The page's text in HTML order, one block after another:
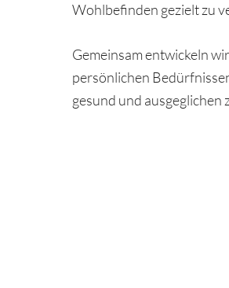
Wohlbefinden gezielt zu
Gemeinsam entwickeln
persönlichen
gesund und ausgeglichen